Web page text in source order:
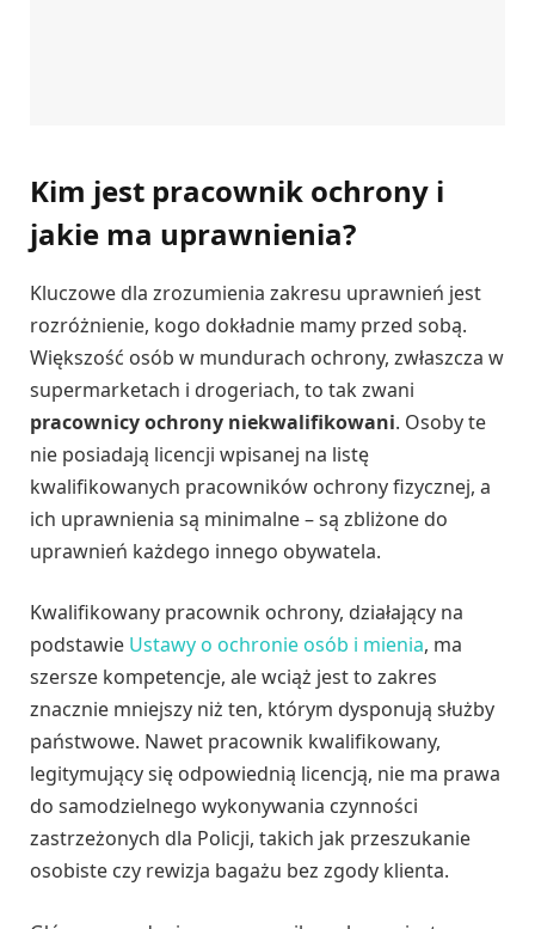
Kim jest pracownik ochrony i
jakie ma uprawnienia?
Kluczowe dla zrozumienia zakresu uprawnień jest
rozróżnienie, kogo dokładnie mamy przed sobą.
Większość osób w mundurach ochrony, zwłaszcza w
supermarketach i drogeriach, to tak zwani
pracownicy ochrony niekwalifikowani. Osoby te
nie posiadają licencji wpisanej na listę
kwalifikowanych pracowników ochrony fizycznej, a
ich uprawnienia są minimalne – są zbliżone do
uprawnień każdego innego obywatela.
Kwalifikowany pracownik ochrony, działający na
podstawie Ustawy o ochronie osób i mienia, ma
szersze kompetencje, ale wciąż jest to zakres
znacznie mniejszy niż ten, którym dysponują służby
państwowe. Nawet pracownik kwalifikowany,
legitymujący się odpowiednią licencją, nie ma prawa
do samodzielnego wykonywania czynności
zastrzeżonych dla Policji, takich jak przeszukanie
osobiste czy rewizja bagażu bez zgody klienta.